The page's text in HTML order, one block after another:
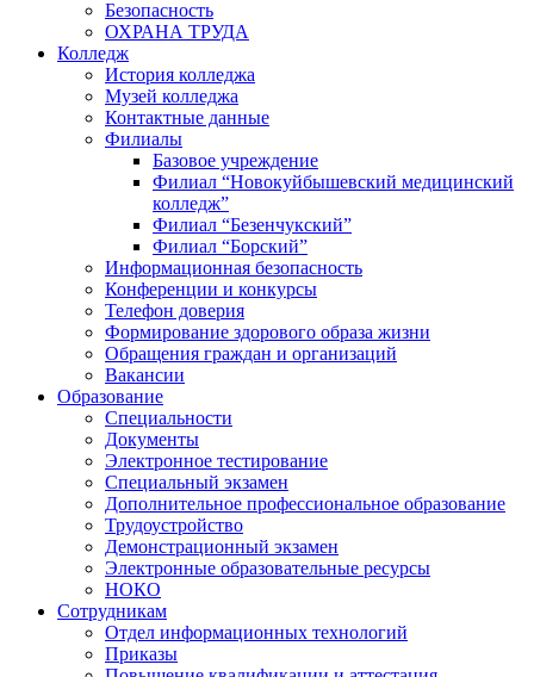
Безопасность
ОХРАНА ТРУДА
Колледж
История колледжа
Музей колледжа
Контактные данные
Филиалы
Базовое учреждение
Филиал “Новокуйбышевский медицинский
колледж”
Филиал “Безенчукский”
Филиал “Борский”
Информационная безопасность
Конференции и конкурсы
Телефон доверия
Формирование здорового образа жизни
Обращения граждан и организаций
Вакансии
Образование
Специальности
Документы
Электронное тестирование
Специальный экзамен
Дополнительное профессиональное образование
Трудоустройство
Демонстрационный экзамен
Электронные образовательные ресурсы
НОКО
Сотрудникам
Отдел информационных технологий
Приказы